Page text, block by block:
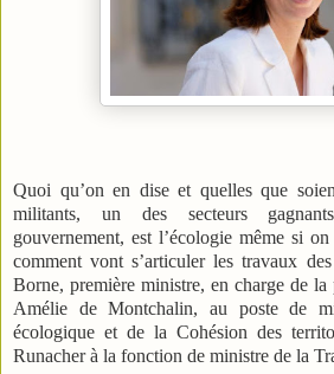
Quoi qu’on en dise et quelles que
militants, un des secteurs
gouvernement, est l’écologie même si
comment vont s’articuler les travaux
Borne, première ministre, en charge de
Amélie de Montchalin, au poste de
écologique et de la Cohésion des
Runacher à la fonction de ministre de la